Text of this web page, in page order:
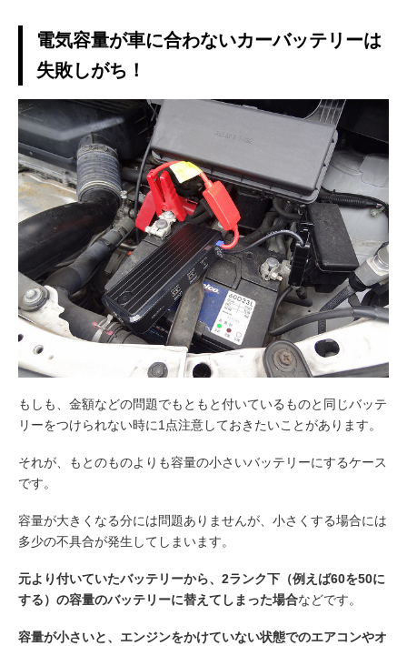
電気容量が車に合わないカーバッテリーは
失敗しがち！
もしも、金額などの問題でもともと付いているものと同じバッテ
リーをつけられない時に1点注意しておきたいことがあります。
それが、もとのものよりも容量の小さいバッテリーにするケース
です。
容量が大きくなる分には問題ありませんが、小さくする場合には
多少の不具合が発生してしまいます。
元より付いていたバッテリーから、2ランク下（例えば60を50に
する）の容量のバッテリーに替えてしまった場合などです。
容量が小さいと、エンジンをかけていない状態でのエアコンやオ